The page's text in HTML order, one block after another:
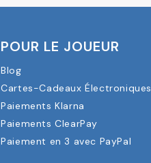
POUR LE JOUEUR
Blog
Cartes-Cadeaux Électroniques
Paiements Klarna
Paiements ClearPay
Paiement en 3 avec PayPal